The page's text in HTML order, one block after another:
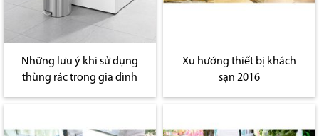
Những lưu ý khi sử dụng
thùng rác trong gia đình
Xu hướng thiết bị khách
sạn 2016